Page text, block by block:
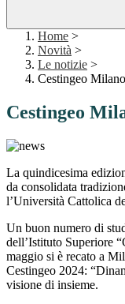
Home >
Novità >
Le notizie >
Cestingeo
Cestingeo
La quindicesima
da consolidata
l’Università Cattolica
Un buon numero di
dell’Istituto Superiore
maggio si è recato a
Cestingeo 2024:
visione di insieme.